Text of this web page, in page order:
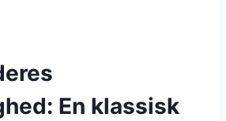
En klassisk